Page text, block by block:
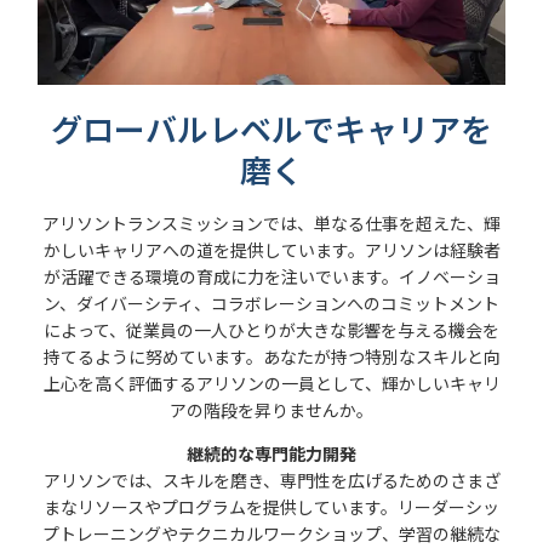
グローバルレベルでキャリアを
磨く
アリソントランスミッションでは、単なる仕事を超えた、輝
かしいキャリアへの道を提供しています。アリソンは経験者
が活躍できる環境の育成に力を注いでいます。イノベーショ
ン、ダイバーシティ、コラボレーションへのコミットメント
によって、従業員の一人ひとりが大きな影響を与える機会を
持てるように努めています。あなたが持つ特別なスキルと向
上心を高く評価するアリソンの一員として、輝かしいキャリ
アの階段を昇りませんか。
継続的な専門能力開発
アリソンでは、スキルを磨き、専門性を広げるためのさまざ
まなリソースやプログラムを提供しています。リーダーシッ
プトレーニングやテクニカルワークショップ、学習の継続な